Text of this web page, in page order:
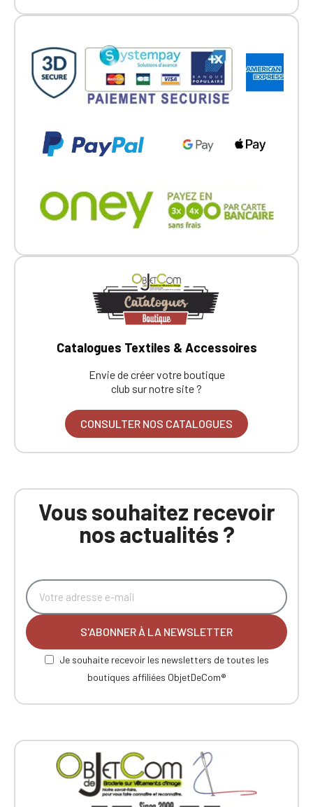
Catalogues Textiles & Accessoires
Envie de créer votre boutique
club sur notre site ?
CONSULTER NOS CATALOGUES
Vous souhaitez recevoir
nos actualités ?
S'ABONNER À LA NEWSLETTER
Je souhaite recevoir les newsletters de toutes les
boutiques affiliées ObjetDeCom®